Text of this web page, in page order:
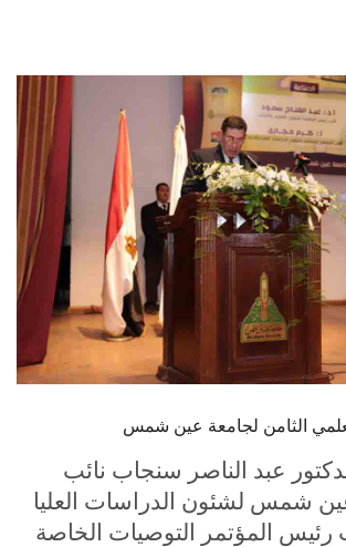
تواصل معنا
الطلاب
هيئة التدريس
الدراسات العليا
الخريجين
سجل الان
الثامن لجامعة عين شمس
عبد الناصر سنجاب نائب
شمس لشئون الدراسات العليا
رئيس المؤتمر التوصيات الخاصة